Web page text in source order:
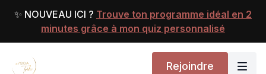
✨ NOUVEAU ICI ? Trouve ton programme idéal en 2
minutes grâce à mon quiz personnalisé
Rejoindre